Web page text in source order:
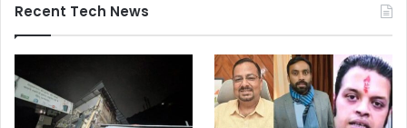
Recent Tech News